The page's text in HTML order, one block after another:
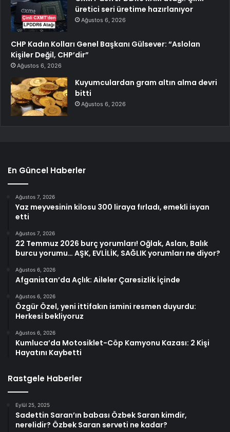
üretici seri üretime hazırlanıyor
Ağustos 6, 2026
CHP Kadın Kolları Genel Başkanı Gülsever: “Aslolan
Kişiler Değil, CHP’dir”
Ağustos 6, 2026
Kuyumculardan gram altın alma devri
bitti
Ağustos 6, 2026
En Güncel Haberler
Ağustos 7, 2026
Yaz meyvesinin kilosu 300 liraya fırladı, emekli isyan
etti
Ağustos 7, 2026
22 Temmuz 2026 burç yorumları! Oğlak, Aslan, Balık
burcu yorumu… AŞK, EVLİLİK, SAĞLIK yorumları ne diyor?
Ağustos 6, 2026
Afganistan’da Açlık: Aileler Çaresizlik İçinde
Ağustos 6, 2026
Özgür Özel, yeni ittifakın ismini resmen duyurdu:
Herkesi bekliyoruz
Ağustos 6, 2026
Kumluca’da Motosiklet-Cöp Kamyonu Kazası: 2 Kişi
Hayatını Kaybetti
Rastgele Haberler
Eylül 25, 2025
Sadettin Saran’ın babası Özbek Saran kimdir,
nerelidir? Özbek Saran serveti ne kadar?